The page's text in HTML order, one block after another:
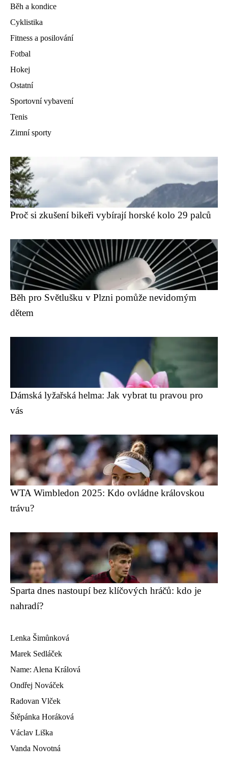
Běh a kondice
Cyklistika
Fitness a posilování
Fotbal
Hokej
Ostatní
Sportovní vybavení
Tenis
Zimní sporty
Proč si zkušení bikeři vybírají horské kolo 29 palců
Běh pro Světlušku v Plzni pomůže nevidomým
dětem
Dámská lyžařská helma: Jak vybrat tu pravou pro
vás
WTA Wimbledon 2025: Kdo ovládne královskou
trávu?
Sparta dnes nastoupí bez klíčových hráčů: kdo je
nahradí?
Lenka Šimůnková
Marek Sedláček
Name: Alena Králová
Ondřej Nováček
Radovan Vlček
Štěpánka Horáková
Václav Liška
Vanda Novotná